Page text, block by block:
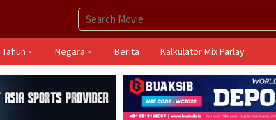
Tahun Negara Berita Kalkulator Mix Parlay